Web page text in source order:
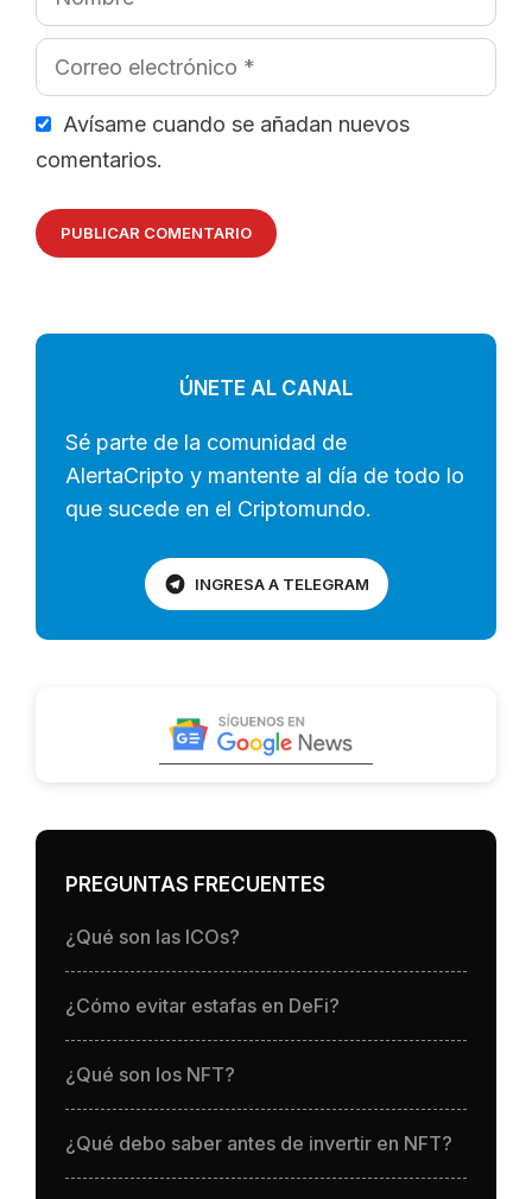
Correo
electrónico
Avísame cuando se añadan nuevos
comentarios.
ÚNETE AL CANAL
Sé parte de la comunidad de
AlertaCripto y mantente al día de todo lo
que sucede en el Criptomundo.
INGRESA A TELEGRAM
PREGUNTAS FRECUENTES
¿Qué son las ICOs?
¿Cómo evitar estafas en DeFi?
¿Qué son los NFT?
¿Qué debo saber antes de invertir en NFT?